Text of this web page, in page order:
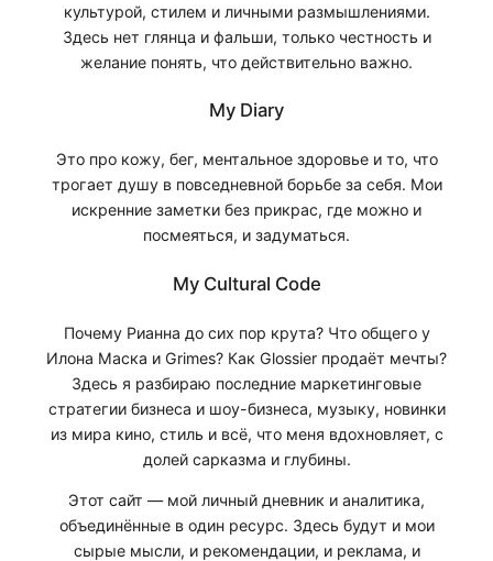
культурой, стилем и личными размышлениями.
Здесь нет глянца и фальши, только честность и
желание понять, что действительно важно.
My Diary
Это про кожу, бег, ментальное здоровье и то, что
трогает душу в повседневной борьбе за себя. Мои
искренние заметки без прикрас, где можно и
посмеяться, и задуматься.
My Cultural Code
Почему Рианна до сих пор крута? Что общего у
Илона Маска и Grimes? Как Glossier продаёт мечты?
Здесь я разбираю последние маркетинговые
стратегии бизнеса и шоу-бизнеса, музыку, новинки
из мира кино, стиль и всё, что меня вдохновляет, с
долей сарказма и глубины.
Этот сайт — мой личный дневник и аналитика,
объединённые в один ресурс. Здесь будут и мои
сырые мысли, и рекомендации, и реклама, и